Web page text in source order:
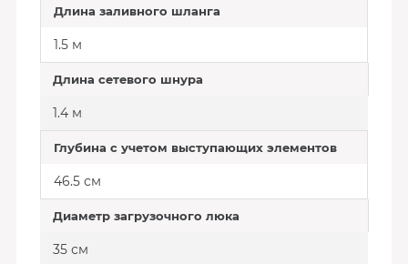
Длина заливного шланга
1.5 м
Длина сетевого шнура
1.4 м
Глубина с учетом выступающих элементов
46.5 см
Диаметр загрузочного люка
35 см